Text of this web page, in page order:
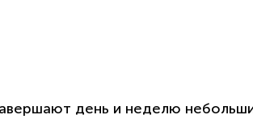
день и неделю